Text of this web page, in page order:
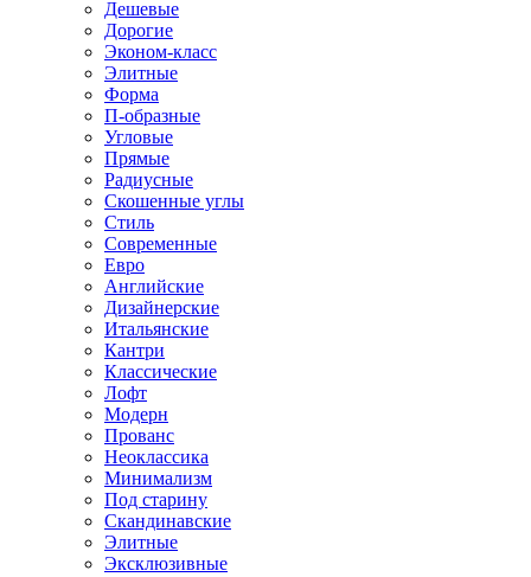
Дешевые
Дорогие
Эконом-класс
Элитные
Форма
П-образные
Угловые
Прямые
Радиусные
Скошенные углы
Стиль
Современные
Евро
Английские
Дизайнерские
Итальянские
Кантри
Классические
Лофт
Модерн
Прованс
Неоклассика
Минимализм
Под старину
Скандинавские
Элитные
Эксклюзивные